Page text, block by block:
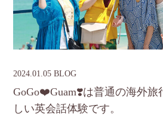
2024.01.05 BLOG
GoGo❤️Guam❣️は普通の海外旅
しい英会話体験です。